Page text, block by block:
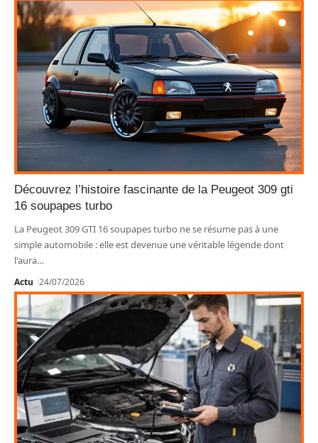
Découvrez l’histoire fascinante de la Peugeot 309 gti
16 soupapes turbo
La Peugeot 309 GTI 16 soupapes turbo ne se résume pas à une
simple automobile : elle est devenue une véritable légende dont
l'aura…
Actu 24/07/2026